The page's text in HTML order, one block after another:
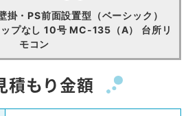
掛・PS前面設置型（ベーシック）
プなし 10号 MC-135（A） 台所リ
モコン
積もり金額